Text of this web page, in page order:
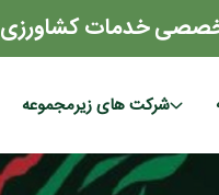
خدمات کشاورزی
شرکت های زیرمجموعه